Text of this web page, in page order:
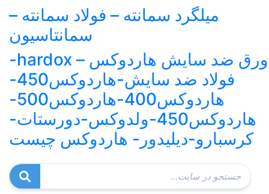
میلگرد سمانته – فولاد سمانته –
سمانتاسیون
ورق ضد سایش هاردوکس – hardox-
فولاد ضد سایش-هاردوکس450-
هاردوکس400-هاردوکس500-
هاردوکس450-ولدوکس-دورستات-
کرسبارو-دیلیدور- هاردوکس چیست